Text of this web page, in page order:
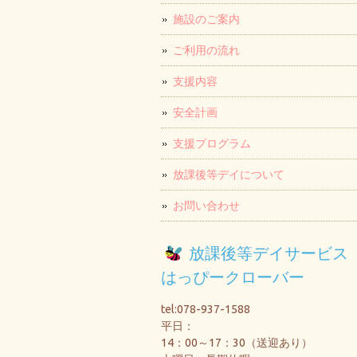
施設のご案内
ご利用の流れ
支援内容
安全計画
支援プログラム
放課後等デイについて
お問い合わせ
放課後等デイサービ
はっぴークローバー
tel:078-937-1588
平日：
14：00～17：30（送迎あり）